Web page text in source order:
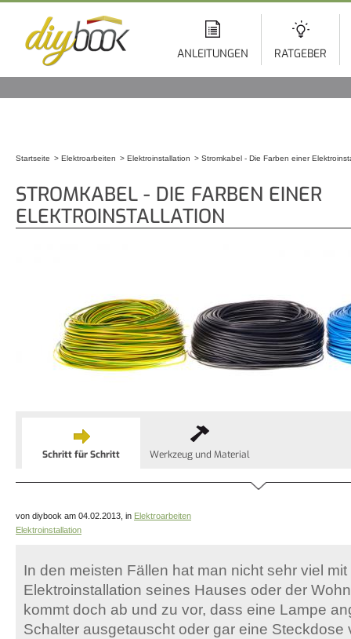
ANLEITUNGEN RATGEBER
Startseite Elektroarbeiten Elektroinstallation Stromkabel - Die Farben einer
STROMKABEL - DIE FARBEN EINER
ELEKTROINSTALLATION
Schritt für Schritt Werkzeug und Material
von diybook am 04.02.2013, in Elektroarbeiten
Elektroinstallation
In den meisten Fällen hat man nicht sehr viel mit
Elektroinstallation seines Hauses oder der
kommt doch ab und zu vor, dass eine Lampe
Schalter ausgetauscht oder gar eine Steckdose